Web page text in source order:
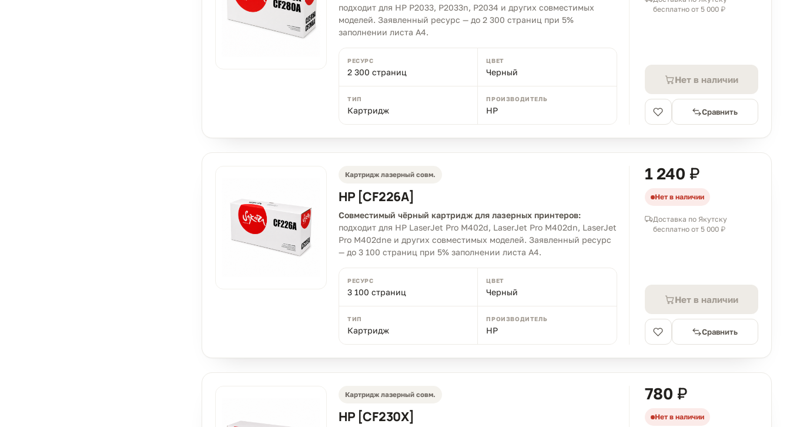
подходит для HP P2033, P2033n, P2034 и других совместимых
моделей. Заявленный ресурс — до 2 300 страниц при 5%
заполнении листа A4.
РЕСУРС
2 300 страниц
ЦВЕТ
Черный
ТИП
Картридж
ПРОИЗВОДИТЕЛЬ
HP
бесплатно от 5 000 ₽
Нет в наличии
Сравнить
Картридж лазерный совм.
HP [CF226A]
Совместимый чёрный картридж для лазерных принтеров:
подходит для HP LaserJet Pro M402d, LaserJet Pro M402dn, LaserJet
Pro M402dne и других совместимых моделей. Заявленный ресурс
— до 3 100 страниц при 5% заполнении листа A4.
РЕСУРС
3 100 страниц
ЦВЕТ
Черный
ТИП
Картридж
ПРОИЗВОДИТЕЛЬ
HP
1 240 ₽
Нет в наличии
Доставка по Якутску
бесплатно от 5 000 ₽
Нет в наличии
Сравнить
Картридж лазерный совм.
HP [CF230X]
780 ₽
Нет в наличии